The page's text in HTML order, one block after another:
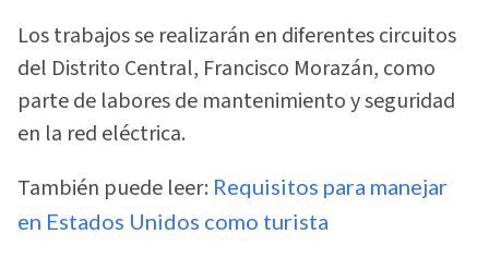
Los trabajos se realizarán en diferentes circuitos
del Distrito Central, Francisco Morazán, como
parte de labores de mantenimiento y seguridad
en la red eléctrica.
También puede leer: Requisitos para manejar
en Estados Unidos como turista